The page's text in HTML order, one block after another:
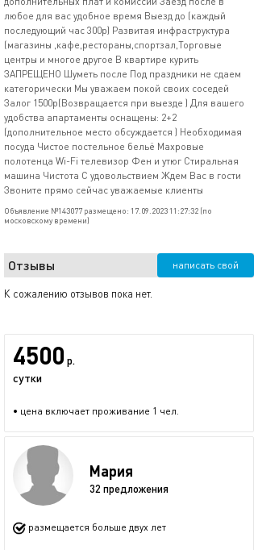
любое для вас удобное время Выезд до (каждый
последующий час 300р) Развитая инфраструктура
(магазины ,кафе,рестораны,спортзал,Торговые
центры и многое другое В квартире курить
ЗАПРЕЩЕНО Шуметь после Под праздники не сдаем
категорически Мы уважаем покой своих соседей
Залог 1500р(Возвращается при выезде ) Для вашего
удобства апартаменты оснащены: 2+2
(дополнительное место обсуждается ) Необходимая
посуда Чистое постельное бельё Махровые
полотенца Wi-Fi телевизор Фен и утюг Стиральная
машина Чистота С удовольствием Ждем Вас в гости
Звоните прямо сейчас уважаемые клиенты
Объявление №143077 размещено: 17.09.2023 11:27:32 (по
московскому времени)
Отзывы написать свой
К сожалению отзывов пока нет.
4500 р.
сутки
• цена включает проживание 1 чел.
Мария
32 предложения
размещается больше двух лет